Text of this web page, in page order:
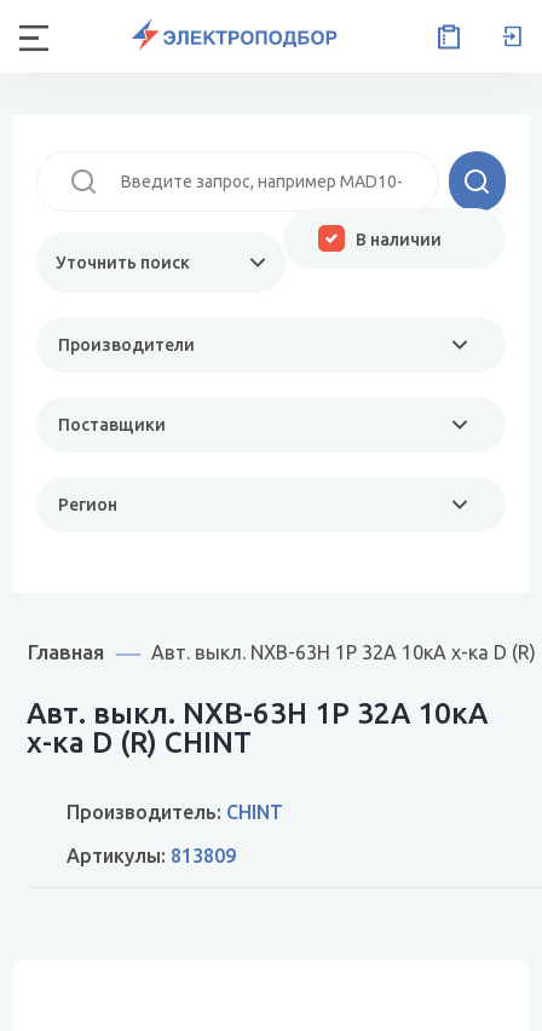
Уточнить поиск
Производители
Поставщики
Регион
В наличии
Главная Авт. выкл. NXB-63H 1P 32A 10кА х-ка D
Авт. выкл. NXB-63H 1P 32A 10кА
х-ка D (R) CHINT
Производитель: CHINT
Артикулы: 813809